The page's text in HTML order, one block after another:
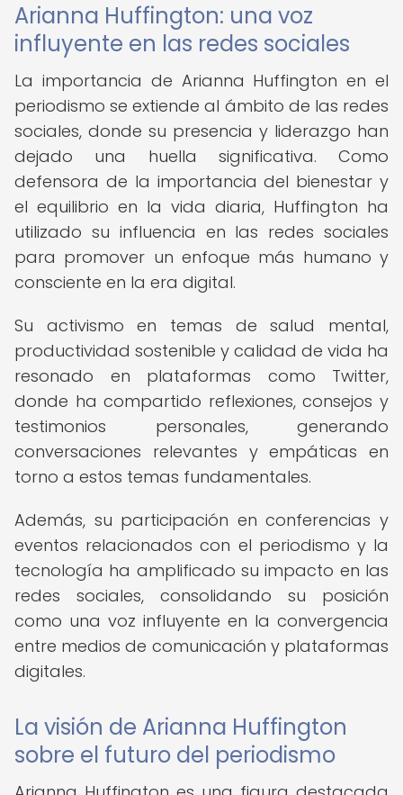
Arianna Huffington: una voz
influyente en las redes sociales
La importancia de Arianna Huffington en el
periodismo se extiende al ámbito de las redes
sociales, donde su presencia y liderazgo han
dejado una huella significativa. Como
defensora de la importancia del bienestar y
el equilibrio en la vida diaria, Huffington ha
utilizado su influencia en las redes sociales
para promover un enfoque más humano y
consciente en la era digital.
Su activismo en temas de salud mental,
productividad sostenible y calidad de vida ha
resonado en plataformas como Twitter,
donde ha compartido reflexiones, consejos y
testimonios personales, generando
conversaciones relevantes y empáticas en
torno a estos temas fundamentales.
Además, su participación en conferencias y
eventos relacionados con el periodismo y la
tecnología ha amplificado su impacto en las
redes sociales, consolidando su posición
como una voz influyente en la convergencia
entre medios de comunicación y plataformas
digitales.
La visión de Arianna Huffington
sobre el futuro del periodismo